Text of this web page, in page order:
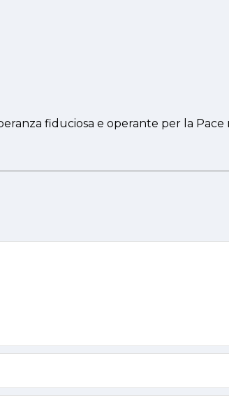
fiduciosa e operante per la Pace